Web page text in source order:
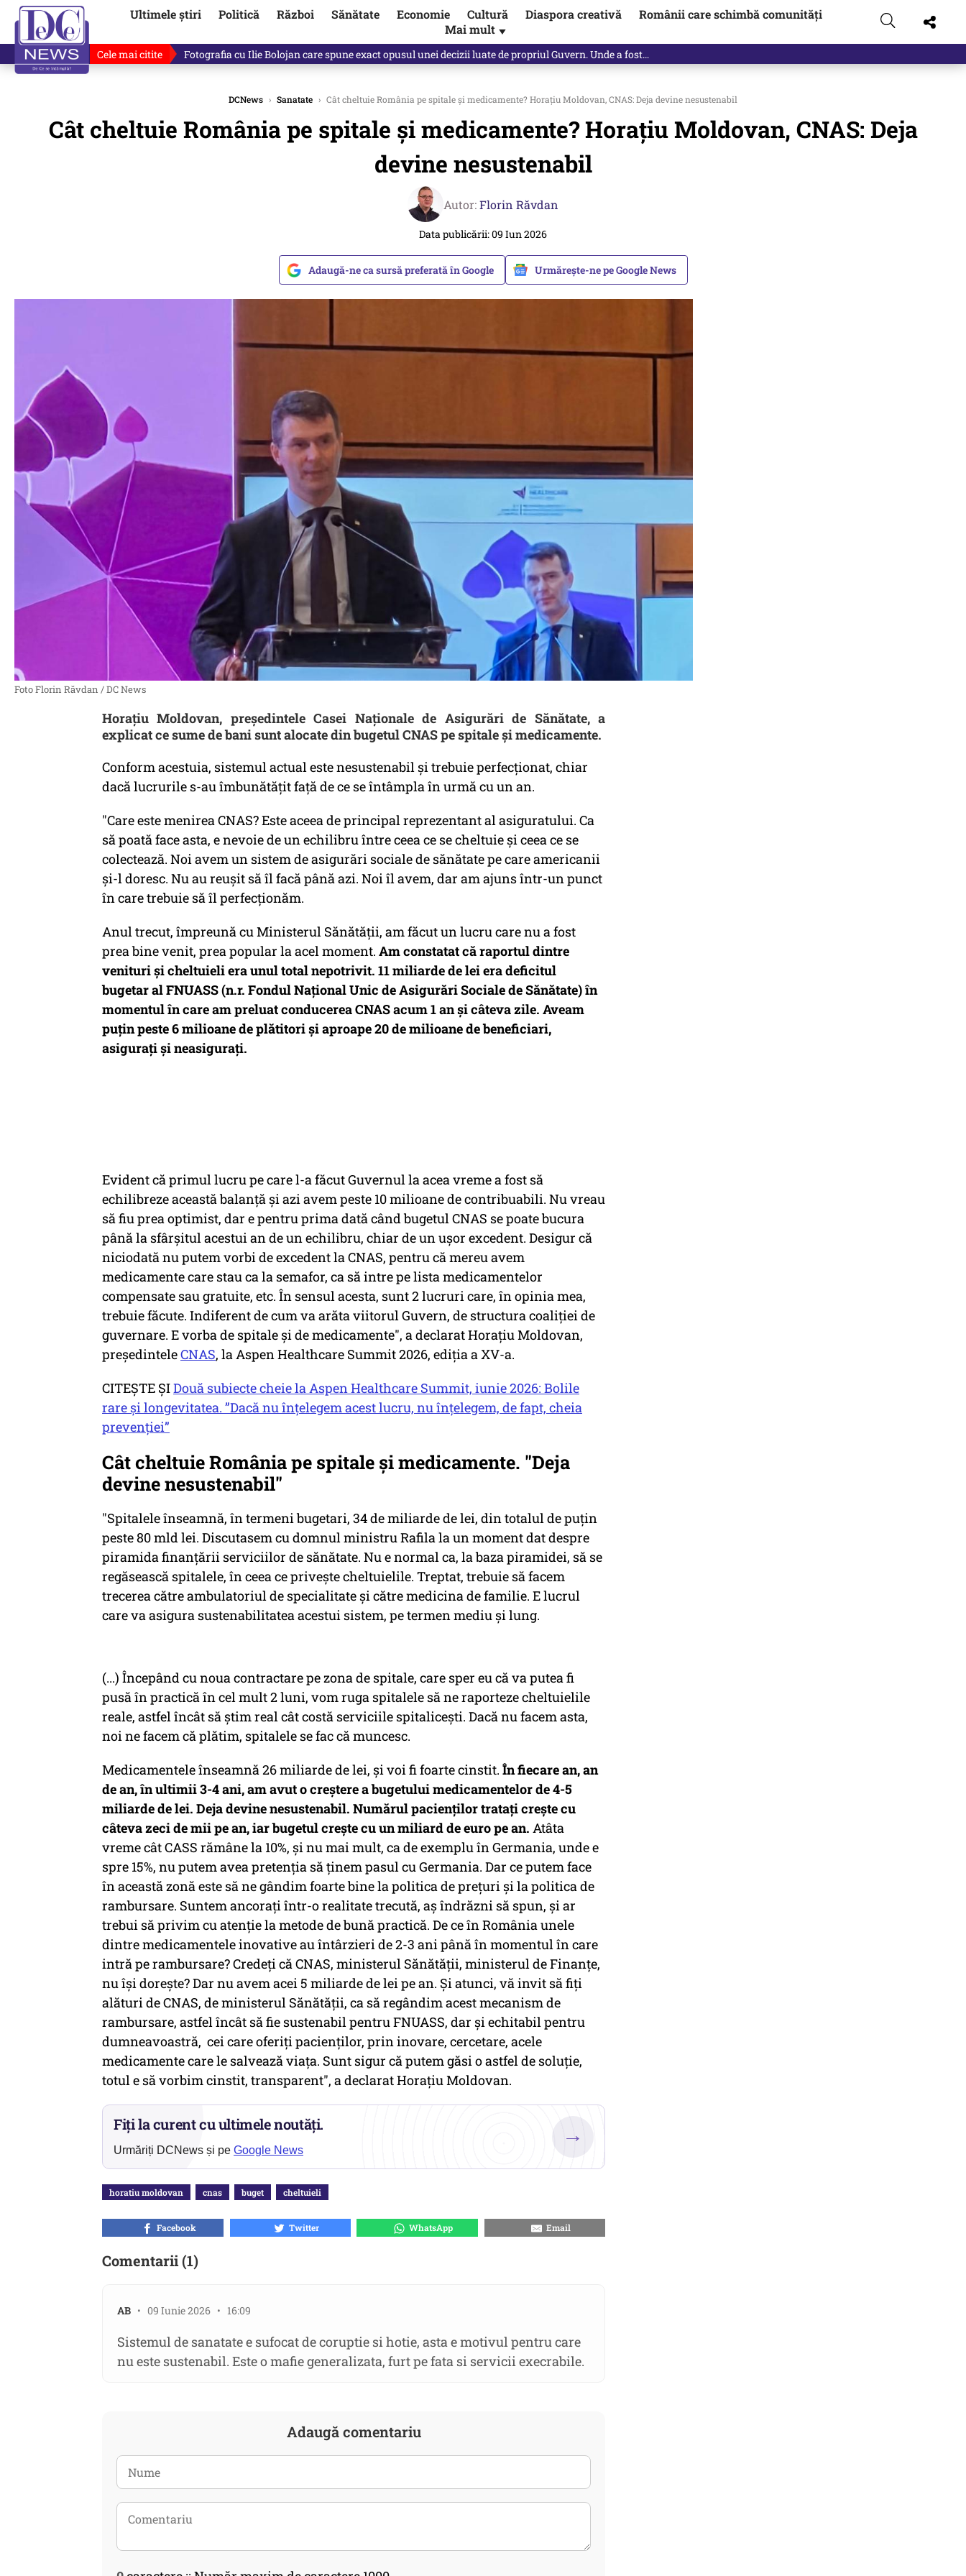
Ultimele știri Politică Război Sănătate Economie Cultură Diaspora creativă
Românii care schimbă comunități
Mai mult ▼
Cele mai citite Lucruri neștiute despre Mihai Vîrdol, dezvăluite de o colegă. Povestea pilotului militar dincolo de…
DCNews › Sanatate › Cât cheltuie România pe spitale şi medicamente? Horaţiu Moldovan, CNAS: Deja devine nesustenabil
Cât cheltuie România pe spitale şi medicamente? Horaţiu Moldovan, CNAS: Deja
devine nesustenabil
Autor:Florin Răvdan
Data publicării: 09 Iun 2026
Adaugă-ne ca sursă preferată în Google Urmărește-ne pe Google News
Foto Florin Răvdan / DC News
Horaţiu Moldovan, preşedintele Casei Naţionale de Asigurări de Sănătate, a
explicat ce sume de bani sunt alocate din bugetul CNAS pe spitale şi medicamente.
Conform acestuia, sistemul actual este nesustenabil şi trebuie perfecţionat, chiar
dacă lucrurile s-au îmbunătăţit faţă de ce se întâmpla în urmă cu un an.
"Care este menirea CNAS? Este aceea de principal reprezentant al asiguratului. Ca
să poată face asta, e nevoie de un echilibru între ceea ce se cheltuie şi ceea ce se
colectează. Noi avem un sistem de asigurări sociale de sănătate pe care americanii
şi-l doresc. Nu au reuşit să îl facă până azi. Noi îl avem, dar am ajuns într-un punct
în care trebuie să îl perfecţionăm.
Anul trecut, împreună cu Ministerul Sănătăţii, am făcut un lucru care nu a fost
prea bine venit, prea popular la acel moment. Am constatat că raportul dintre
venituri şi cheltuieli era unul total nepotrivit. 11 miliarde de lei era deficitul
bugetar al FNUASS (n.r. Fondul Național Unic de Asigurări Sociale de Sănătate) în
momentul în care am preluat conducerea CNAS acum 1 an şi câteva zile. Aveam
puţin peste 6 milioane de plătitori şi aproape 20 de milioane de beneficiari,
asiguraţi şi neasiguraţi.
Evident că primul lucru pe care l-a făcut Guvernul la acea vreme a fost să
echilibreze această balanţă şi azi avem peste 10 milioane de contribuabili. Nu vreau
să fiu prea optimist, dar e pentru prima dată când bugetul CNAS se poate bucura
până la sfârşitul acestui an de un echilibru, chiar de un uşor excedent. Desigur că
niciodată nu putem vorbi de excedent la CNAS, pentru că mereu avem
medicamente care stau ca la semafor, ca să intre pe lista medicamentelor
compensate sau gratuite, etc. În sensul acesta, sunt 2 lucruri care, în opinia mea,
trebuie făcute. Indiferent de cum va arăta viitorul Guvern, de structura coaliţiei de
guvernare. E vorba de spitale şi de medicamente", a declarat Horaţiu Moldovan,
preşedinteleCNAS, la Aspen Healthcare Summit 2026, ediția a XV-a.
CITEŞTE ŞIDouă subiecte cheie la Aspen Healthcare Summit, iunie 2026: Bolile
rare și longevitatea. ”Dacă nu înțelegem acest lucru, nu înțelegem, de fapt, cheia
prevenției”
Cât cheltuie România pe spitale şi medicamente. "Deja
devine nesustenabil"
"Spitalele înseamnă, în termeni bugetari, 34 de miliarde de lei, din totalul de puţin
peste 80 mld lei. Discutasem cu domnul ministru Rafila la un moment dat despre
piramida finanţării serviciilor de sănătate. Nu e normal ca, la baza piramidei, să se
regăsească spitalele, în ceea ce priveşte cheltuielile. Treptat, trebuie să facem
trecerea către ambulatoriul de specialitate şi către medicina de familie. E lucrul
care va asigura sustenabilitatea acestui sistem, pe termen mediu şi lung.
(...) Începând cu noua contractare pe zona de spitale, care sper eu că va putea fi
pusă în practică în cel mult 2 luni, vom ruga spitalele să ne raporteze cheltuielile
reale, astfel încât să ştim real cât costă serviciile spitaliceşti. Dacă nu facem asta,
noi ne facem că plătim, spitalele se fac că muncesc.
Medicamentele înseamnă 26 miliarde de lei, şi voi fi foarte cinstit. În fiecare an, an
de an, în ultimii 3-4 ani, am avut o creştere a bugetului medicamentelor de 4-5
miliarde de lei. Deja devine nesustenabil. Numărul pacienţilor trataţi creşte cu
câteva zeci de mii pe an, iar bugetul creşte cu un miliard de euro pe an. Atâta
vreme cât CASS rămâne la 10%, şi nu mai mult, ca de exemplu în Germania, unde e
spre 15%, nu putem avea pretenţia să ţinem pasul cu Germania. Dar ce putem face
în această zonă este să ne gândim foarte bine la politica de preţuri şi la politica de
rambursare. Suntem ancoraţi într-o realitate trecută, aş îndrăzni să spun, şi ar
trebui să privim cu atenţie la metode de bună practică. De ce în România unele
dintre medicamentele inovative au întârzieri de 2-3 ani până în momentul în care
intră pe rambursare? Credeţi că CNAS, ministerul Sănătăţii, ministerul de Finanţe,
nu îşi doreşte? Dar nu avem acei 5 miliarde de lei pe an. Şi atunci, vă invit să fiţi
alături de CNAS, de ministerul Sănătăţii, ca să regândim acest mecanism de
rambursare, astfel încât să fie sustenabil pentru FNUASS, dar şi echitabil pentru
dumneavoastră, cei care oferiţi pacienţilor, prin inovare, cercetare, acele
medicamente care le salvează viaţa. Sunt sigur că putem găsi o astfel de soluţie,
totul e să vorbim cinstit, transparent", a declarat Horaţiu Moldovan.
Fiți la curent cu ultimele noutăți.
Urmăriți DCNews și pe Google News
→
horatiu moldovan cnas buget cheltuieli
Facebook Twitter WhatsApp Email
Comentarii (1)
AB • 09 Iunie 2026 • 16:09
Sistemul de sanatate e sufocat de coruptie si hotie, asta e motivul pentru care
nu este sustenabil. Este o mafie generalizata, furt pe fata si servicii execrabile.
Adaugă comentariu